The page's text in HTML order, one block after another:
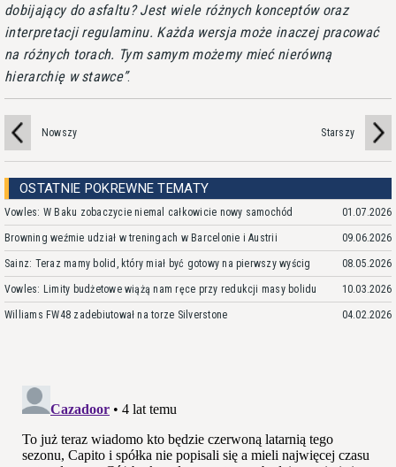
dobijający do asfaltu? Jest wiele różnych konceptów oraz
interpretacji regulaminu. Każda wersja może inaczej pracować
na różnych torach. Tym samym możemy mieć nierówną
hierarchię w stawce .
Nowszy Starszy
OSTATNIE POKREWNE TEMATY
Vowles: W Baku zobaczycie niemal całkowicie nowy samochód 01.07.2026
Browning weźmie udział w treningach w Barcelonie i Austrii 09.06.2026
Sainz: Teraz mamy bolid, który miał być gotowy na pierwszy wyścig 08.05.2026
Vowles: Limity budżetowe wiążą nam ręce przy redukcji masy bolidu 10.03.2026
Williams FW48 zadebiutował na torze Silverstone 04.02.2026